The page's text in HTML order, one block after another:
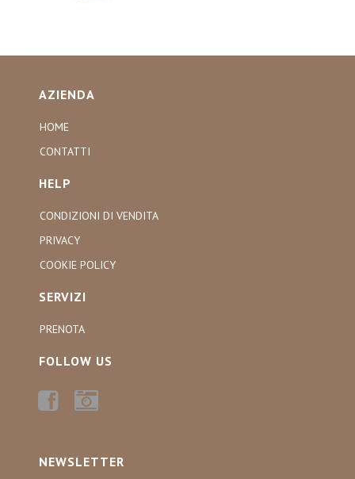
AZIENDA
HOME
CONTATTI
HELP
CONDIZIONI DI VENDITA
PRIVACY
COOKIE POLICY
SERVIZI
PRENOTA
FOLLOW US
FACEBOOK
NEWSLETTER